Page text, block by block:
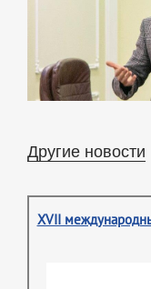
Другие новости
XVII